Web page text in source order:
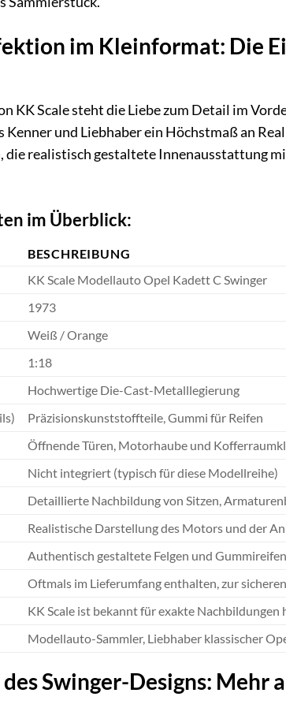
im Kleinformat: Die
KK Scale steht die Liebe zum Detail im
Kenner und Liebhaber ein Höchstmaß an
realistisch gestaltete Innenausstattung
im Überblick:
BESCHREIBUNG
KK Scale Modellauto Opel Kadett C Swinger
1973
Weiß / Orange
1:18
Hochwertige Die-Cast-Metalllegierung
Präzisionskunststoffteile, Gummi für Reifen
Öffnende Türen, Motorhaube und
Nicht integriert (typisch für diese Modellreihe)
Detaillierte Nachbildung von Sitzen,
Realistische Darstellung des Motors und der
Authentisch gestaltete Felgen und Gummireifen
Oftmals im Lieferumfang enthalten, zur
KK Scale ist bekannt für exakte Nachbildungen
Modellauto-Sammler, Liebhaber klassischer
Swinger-Designs: Mehr